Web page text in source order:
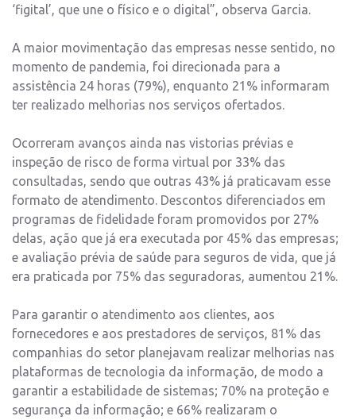
‘figital’, que une o físico e o digital”, observa Garcia.
A maior movimentação das empresas nesse sentido, no
momento de pandemia, foi direcionada para a
assistência 24 horas (79%), enquanto 21% informaram
ter realizado melhorias nos serviços ofertados.
Ocorreram avanços ainda nas vistorias prévias e
inspeção de risco de forma virtual por 33% das
consultadas, sendo que outras 43% já praticavam esse
formato de atendimento. Descontos diferenciados em
programas de fidelidade foram promovidos por 27%
delas, ação que já era executada por 45% das empresas;
e avaliação prévia de saúde para seguros de vida, que já
era praticada por 75% das seguradoras, aumentou 21%.
Para garantir o atendimento aos clientes, aos
fornecedores e aos prestadores de serviços, 81% das
companhias do setor planejavam realizar melhorias nas
plataformas de tecnologia da informação, de modo a
garantir a estabilidade de sistemas; 70% na proteção e
segurança da informação; e 66% realizaram o